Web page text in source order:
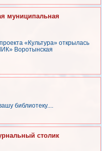
муниципальная
«Культура» открылась
Воротынская
библиотеку....
столик